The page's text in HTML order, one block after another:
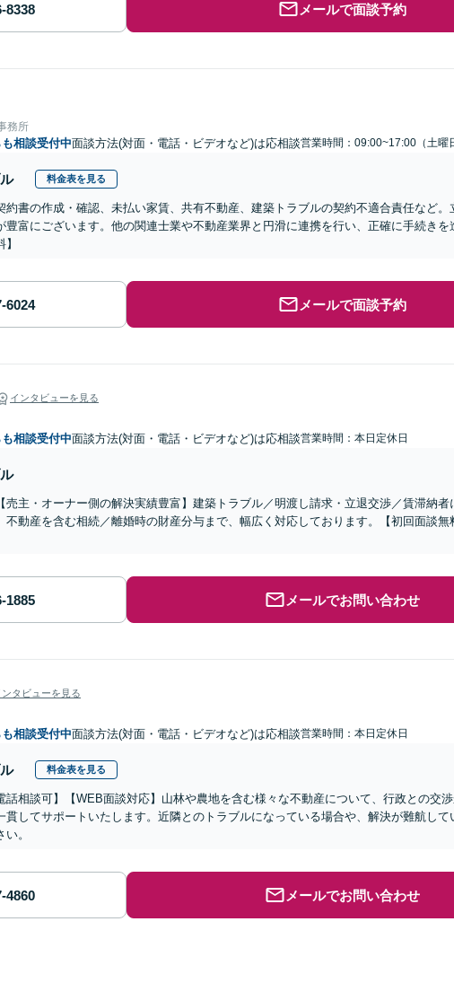
メールで面談予約
務所
相談受付中面談方法(対面・電話・ビデオなど)は応相談営業時間：09:00~17:00（土曜
料金表を見る
約書の作成・確認、未払い家賃、共有不動産、建築トラブルの契約不適合責任など。
豊富にございます。他の関連士業や不動産業界と円滑に連携を行い、正確に手続きを
メールで面談予約
インタビューを見る
相談受付中面談方法(対面・電話・ビデオなど)は応相談営業時間：本日定休日
売主・オーナー側の解決実績豊富】建築トラブル／明渡し請求・立退交渉／賃滞納者
不動産を含む相続／離婚時の財産分与まで、幅広く対応しております。【初回面談無
メールでお問い合わせ
ンタビューを見る
相談受付中面談方法(対面・電話・ビデオなど)は応相談営業時間：本日定休日
料金表を見る
話相談可】【WEB面談対応】山林や農地を含む様々な不動産について、行政との交
貫してサポートいたします。近隣とのトラブルになっている場合や、解決が難航して
。
メールでお問い合わせ